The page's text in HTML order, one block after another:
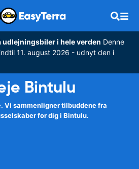
udlejningsbiler i hele verden Denne
11. august 2026 - udnyt den i
Bintulu
Vi sammenligner tilbuddene fra
for dig i Bintulu.